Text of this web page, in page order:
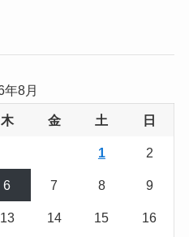
年8月
木 金 土 日
1 2
6 7 8 9
13 14 15 16